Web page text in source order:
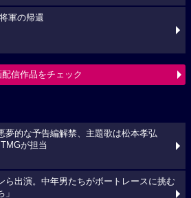
軍の帰還
信作品をチェック
夢的な予告編解禁、主題歌は松本孝弘
TMGが担当
ら出演。中年男たちがボートレースに挑む
」